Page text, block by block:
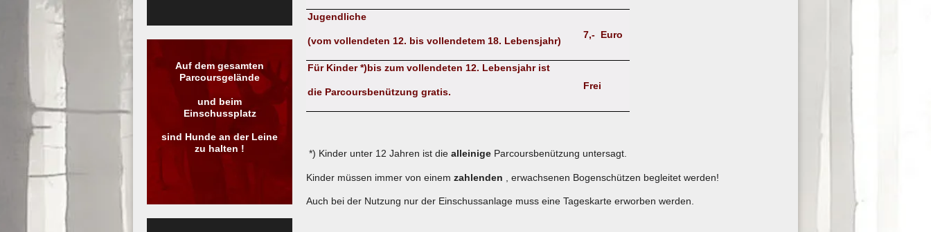
Auf dem gesamten
Parcoursgelände
und beim
Einschussplatz
sind Hunde an der Leine
zu halten !
Jugendliche
(vom vollendeten 12. bis vollendetem 18. Lebensjahr)
7,- Euro
Für Kinder *)bis zum vollendeten 12. Lebensjahr ist
die Parcoursbenützung gratis.
Frei
*) Kinder unter 12 Jahren ist die alleinige Parcoursbenützung untersagt.
Kinder müssen immer von einem zahlenden , erwachsenen Bogenschützen begleitet werden!
Auch bei der Nutzung nur der Einschussanlage muss eine Tageskarte erworben werden.